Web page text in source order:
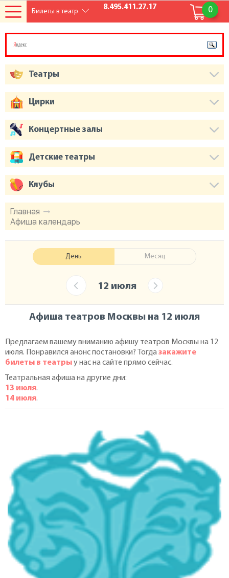
0
8.495.411.27.17
Главная
Афиша календарь
День Месяц
12 июля
Афиша театров Москвы на 12 июля
Предлагаем вашему вниманию афишу театров Москвы на 12
июля. Понравился анонс постановки? Тогдазакажите
билеты в театрыу нас на сайте прямо сейчас.
Театральная афиша на другие дни:
13 июля.
14 июля.
Театры
Цирки
Концертные залы
Детские театры
Клубы
Билеты в театр